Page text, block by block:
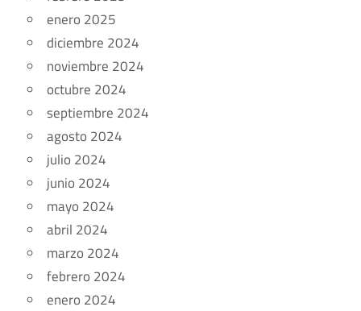
enero 2025
diciembre 2024
noviembre 2024
octubre 2024
septiembre 2024
agosto 2024
julio 2024
junio 2024
mayo 2024
abril 2024
marzo 2024
febrero 2024
enero 2024